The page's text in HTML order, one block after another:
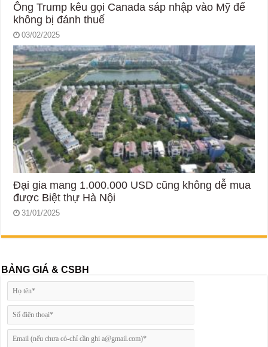
Ông Trump kêu gọi Canada sáp nhập vào Mỹ để
không bị đánh thuế
03/02/2025
Đại gia mang 1.000.000 USD cũng không dễ mua
được Biệt thự Hà Nội
31/01/2025
BẢNG GIÁ & CSBH